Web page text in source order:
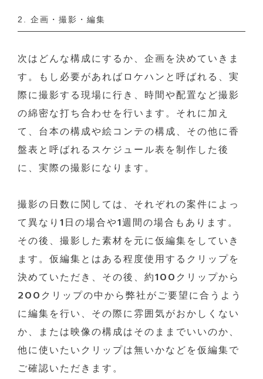
2. 企画・撮影・編集
次はどんな構成にするか、企画を決めていきま
す。もし必要があればロケハンと呼ばれる、実
際に撮影する現場に行き、時間や配置など撮影
の綿密な打ち合わせを行います。それに加え
て、台本の構成や絵コンテの構成、その他に香
盤表と呼ばれるスケジュール表を制作した後
に、実際の撮影になります。
撮影の日数に関しては、それぞれの案件によっ
て異なり1日の場合や1週間の場合もあります。
その後、撮影した素材を元に仮編集をしていき
ます。仮編集とはある程度使用するクリップを
決めていただき、その後、約100クリップから
200クリップの中から弊社がご要望に合うよう
に編集を行い、その際に雰囲気がおかしくない
か、または映像の構成はそのままでいいのか、
他に使いたいクリップは無いかなどを仮編集で
ご確認いただきます。